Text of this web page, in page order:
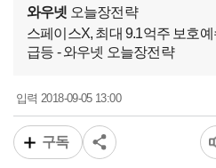
와우넷 오늘장전략
스페이스X, 최대 9.1억주 보호
급등 - 와우넷 오늘장전략
입력2018-09-05 13:00
구독